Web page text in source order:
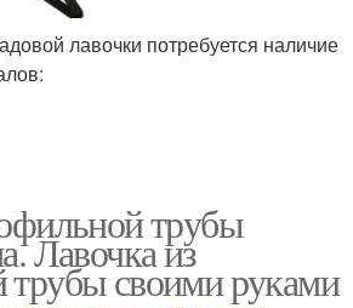
лавочки потребуется наличие
трубы
Лавочка из
своими руками